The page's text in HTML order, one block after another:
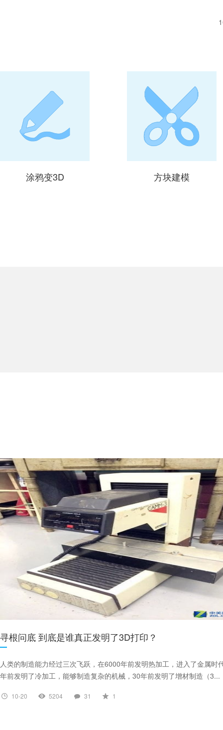
涂鸦变3D 方块建模
寻根问底 到底是谁真正发明了3D打印？
人类的制造能力经过三次飞跃，在6000年前发明热加工，进入了金属时
年前发明了冷加工，能够制造复杂的机械，30年前发明了增材制造（3...
10-20 5204 31 1